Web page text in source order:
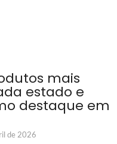
mais
estado e
destaque em
de 2026